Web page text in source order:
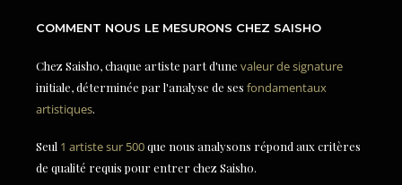
COMMENT NOUS LE MESURONS CHEZ SAISHO
Chez Saisho, chaque artiste part d'une valeur de signature
initiale, déterminée par l'analyse de ses fondamentaux
artistiques.
Seul 1 artiste sur 500que nous analysons répond aux critères
de qualité requis pour entrer chez Saisho.